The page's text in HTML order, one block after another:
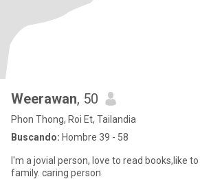
Weerawan, 50
Phon Thong, Roi Et, Tailandia
Buscando: Hombre 39 - 58
I'm a jovial person, love to read books,like
family. caring person